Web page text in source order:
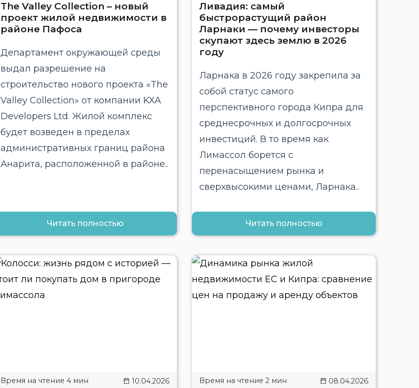
The Valley Collection – новый
проект жилой недвижимости в
районе Пафоса
Департамент окружающей среды
выдал разрешение на
строительство нового проекта «The
Valley Collection» от компании KXA
Developers Ltd. Жилой комплекс
будет возведен в пределах
административных границ района
Анарита, расположенной в районе..
Читать полностью
Ливадия: самый
быстрорастущий район
Ларнаки — почему инвесторы
скупают здесь землю в 2026
году
Ларнака в 2026 году закрепила за
собой статус самого
перспективного города Кипра для
среднесрочных и долгосрочных
инвестиций. В то время как
Лимассол борется с
перенасыщением рынка и
сверхвысокими ценами, Ларнака..
Читать полностью
10.04.2026 08.04.2026